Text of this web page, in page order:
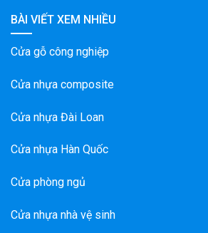
BÀI VIẾT XEM NHIỀU
Cửa gỗ công nghiệp
Cửa nhựa composite
Cửa nhựa Đài Loan
Cửa nhựa Hàn Quốc
Cửa phòng ngủ
Cửa nhựa nhà vệ sinh